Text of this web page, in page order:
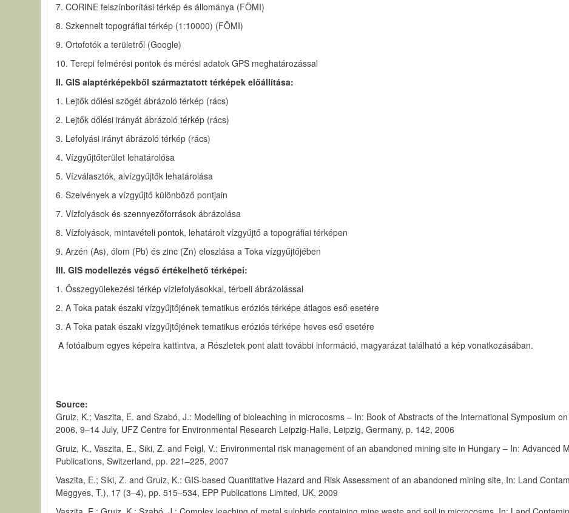
7. CORINE felszínborítási térkép és állománya (FÖMI)
8. Szkennelt topográfiai térkép (1:10000) (FÖMI)
9. Ortofotók a területről (Google)
10. Terepi felmérési pontok és mérési adatok GPS meghatározással
II. GIS alaptérképekből származtatott térképek előállítása:
1. Lejtők dőlési szögét ábrázoló térkép (rács)
2. Lejtők dőlési irányát ábrázoló térkép (rács)
3. Lefolyási irányt ábrázoló térkép (rács)
4. Vízgyűjtőterület lehatárolósa
5. Vízválasztók, alvízgyűjtők lehatárolása
6. Szelvények a vízgyűjtő különböző pontjain
7. Vízfolyások és szennyezőforrások ábrázolása
8. Vízfolyások, mintavételi pontok, lehatárolt vízgyűjtő a topográfiai térképen
9. Arzén (As), ólom (Pb) és zinc (Zn) eloszlása a Toka vízgyűjtőjében
III. GIS modellezés végső értékelhető térképei:
1. Összegyülekezési térkép vízlefolyásokkal, térbeli ábrázolással
2. A Toka patak északi vízgyűjtőjének tematikus eróziós térképe átlagos eső esetére
3. A Toka patak északi vízgyűjtőjének tematikus eróziós térképe heves eső esetére
A fotóalbum egyes képeira kattintva, a Részletek pont alatt további információ, magyarázat található a kép vonatkozásában.
Source
Gruiz, K.; Vaszita, E. and Szabó, J.: Modelling of bioleaching in microcosms – In: Book of Abstracts of the International Symposium
2006, 9–14 July, UFZ Centre for Environmental Research Leipzig-Halle, Leipzig, Germany, p. 142, 2006
Gruiz, K., Vaszita, E., Siki, Z. and Feigl, V.: Environmental risk management of an abandoned mining site in Hungary – In: Advanced
Publications, Switzerland, pp. 221–225, 2007
Vaszita, E.; Siki, Z. and Gruiz, K.: GIS-based Quantitative Hazard and Risk Assessment of an abandoned mining site, In: Land
Meggyes, T.), 17 (3–4), pp. 515–534, EPP Publications Limited, UK, 2009